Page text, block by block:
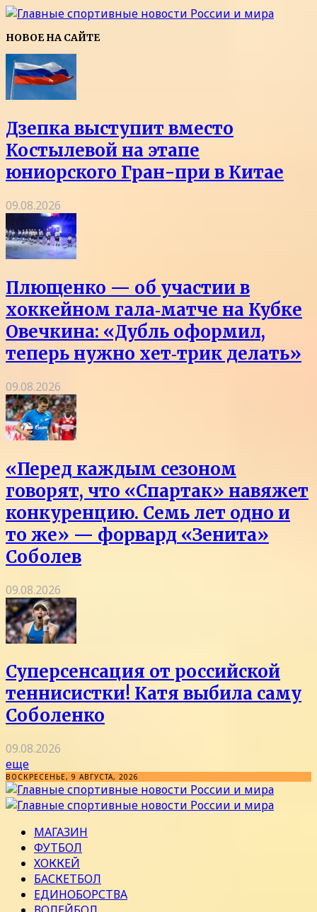
НОВОЕ НА САЙТЕ
Дзепка выступит вместо
Костылевой на этапе
юниорского Гран-при в Китае
09.08.2026
Плющенко — об участии в
хоккейном гала‑матче на Кубке
Овечкина: «Дубль оформил,
теперь нужно хет‑трик делать»
09.08.2026
«Перед каждым сезоном
говорят, что «Спартак» навяжет
конкуренцию. Семь лет одно и
то же» — форвард «Зенита»
Соболев
09.08.2026
Суперсенсация от российской
теннисистки! Катя выбила саму
Соболенко
09.08.2026
еще
ВОСКРЕСЕНЬЕ, 9 АВГУСТА, 2026
МАГАЗИН
ФУТБОЛ
ХОККЕЙ
БАСКЕТБОЛ
ЕДИНОБОРСТВА